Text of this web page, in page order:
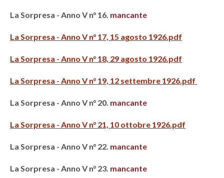
La Sorpresa - Anno V n° 16. mancante
La Sorpresa - Anno V n° 17, 15 agosto 1926.pdf
La Sorpresa - Anno V n° 18, 29 agosto 1926.pdf
La Sorpresa - Anno V n° 19, 12 settembre 1926.pdf
La Sorpresa - Anno V n° 20. mancante
La Sorpresa - Anno V n° 21, 10 ottobre 1926.pdf
La Sorpresa - Anno V n° 22. mancante
La Sorpresa - Anno V n° 23. mancante